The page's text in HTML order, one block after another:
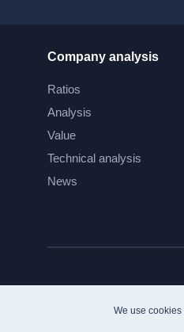
We use
Company analysis
Ratios
Analysis
Value
Technical analysis
News